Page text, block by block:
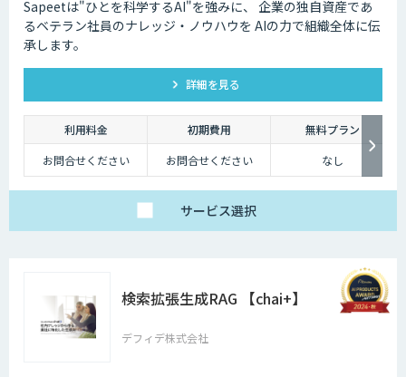
Sapeetは"ひとを科学するAI"を強みに、 企業の独自資産であ
るベテラン社員のナレッジ・ノウハウを AIの力で組織全体に伝
承します。
詳細を見る
利用料金 初期費用
無料プラン
お問合せください
お問合せください なし
サービス選択
検索拡張生成RAG 【chai+】
デフィデ株式会社